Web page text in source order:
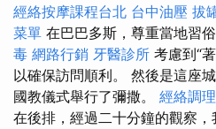
經絡按摩課程台北 台中油壓 拔
菜單 在巴巴多斯，尊重當地習
毒 網路行銷 牙醫診所 考慮到“
以確保訪問順利。 然後是這座
國教儀式舉行了彌撒。 經絡調理
在後排，經過二十分鐘的觀察